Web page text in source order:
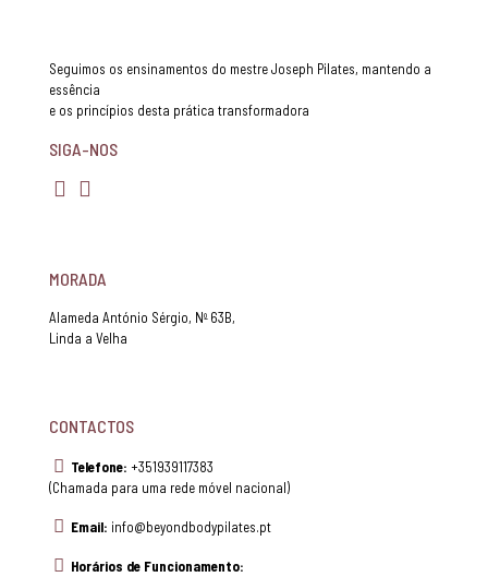
Seguimos os ensinamentos do mestre Joseph Pilates, mantendo a
essência
e os princípios desta prática transformadora
SIGA-NOS
MORADA
Alameda António Sérgio, Nº 63B,
Linda a Velha
CONTACTOS
Telefone: +351939117383
(Chamada para uma rede móvel nacional)
Email: info@beyondbodypilates.pt
Horários de Funcionamento: